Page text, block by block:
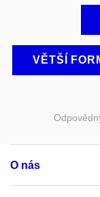
VĚTŠÍ
O nás